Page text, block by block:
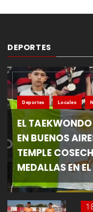
DEPORTES
Deportes Locales
EL
EN BUENOS
TEMPLE
MEDALLAS EN